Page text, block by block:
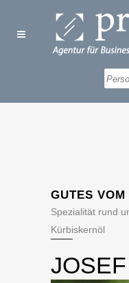
GUTES
Spezialität rund
Kürbiskernöl